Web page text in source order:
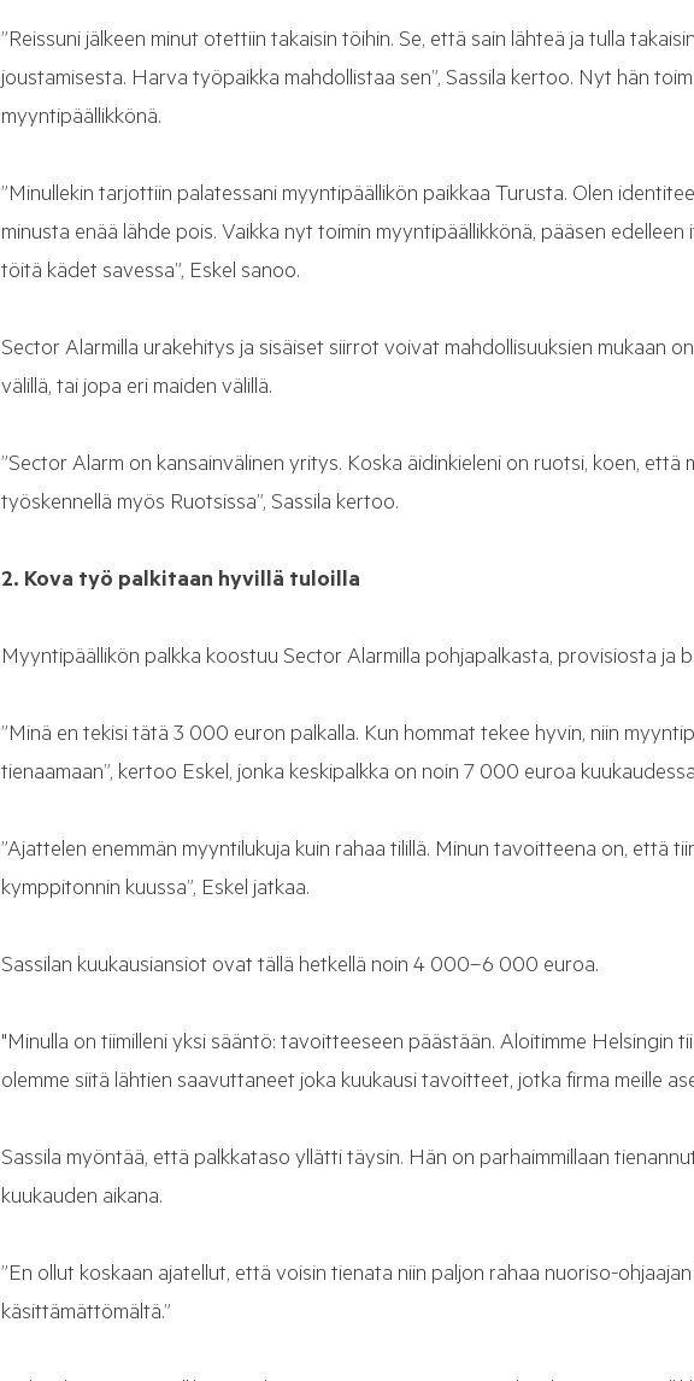
”Reissuni jälkeen minut otettiin takaisin töihin. Se, että sain lähteä ja tulla
joustamisesta. Harva työpaikka mahdollistaa sen”, Sassila kertoo. Nyt hän
myyntipäällikkönä.
”Minullekin tarjottiin palatessani myyntipäällikön paikkaa Turusta. Olen
minusta enää lähde pois. Vaikka nyt toimin myyntipäällikkönä, pääsen edelleen
töitä kädet savessa”, Eskel sanoo.
Sector Alarmilla urakehitys ja sisäiset siirrot voivat mahdollisuuksien mukaan
välillä, tai jopa eri maiden välillä.
”Sector Alarm on kansainvälinen yritys. Koska äidinkieleni on ruotsi, koen, että
työskennellä myös Ruotsissa”, Sassila kertoo.
2. Kova työ palkitaan hyvillä tuloilla
Myyntipäällikön palkka koostuu Sector Alarmilla pohjapalkasta, provisiosta ja
”Minä en tekisi tätä 3 000 euron palkalla. Kun hommat tekee hyvin, niin
tienaamaan”, kertoo Eskel, jonka keskipalkka on noin 7 000 euroa
”Ajattelen enemmän myyntilukuja kuin rahaa tilillä. Minun tavoitteena on, että
kymppitonnin kuussa”, Eskel jatkaa.
Sassilan kuukausiansiot ovat tällä hetkellä noin 4 000–6 000 euroa.
"Minulla on tiimilleni yksi sääntö: tavoitteeseen päästään. Aloitimme Helsingin
olemme siitä lähtien saavuttaneet joka kuukausi tavoitteet, jotka firma meille
Sassila myöntää, että palkkataso yllätti täysin. Hän on parhaimmillaan
kuukauden aikana.
”En ollut koskaan ajatellut, että voisin tienata niin paljon rahaa nuoriso-
käsittämättömältä.”